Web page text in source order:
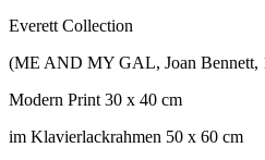
Everett Collection
(ME AND MY GAL, Joan Bennett,
Modern Print 30 x 40 cm
im Klavierlackrahmen 50 x 60 cm